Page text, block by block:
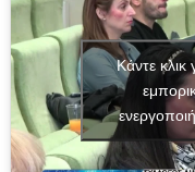
Κάντε κλικ